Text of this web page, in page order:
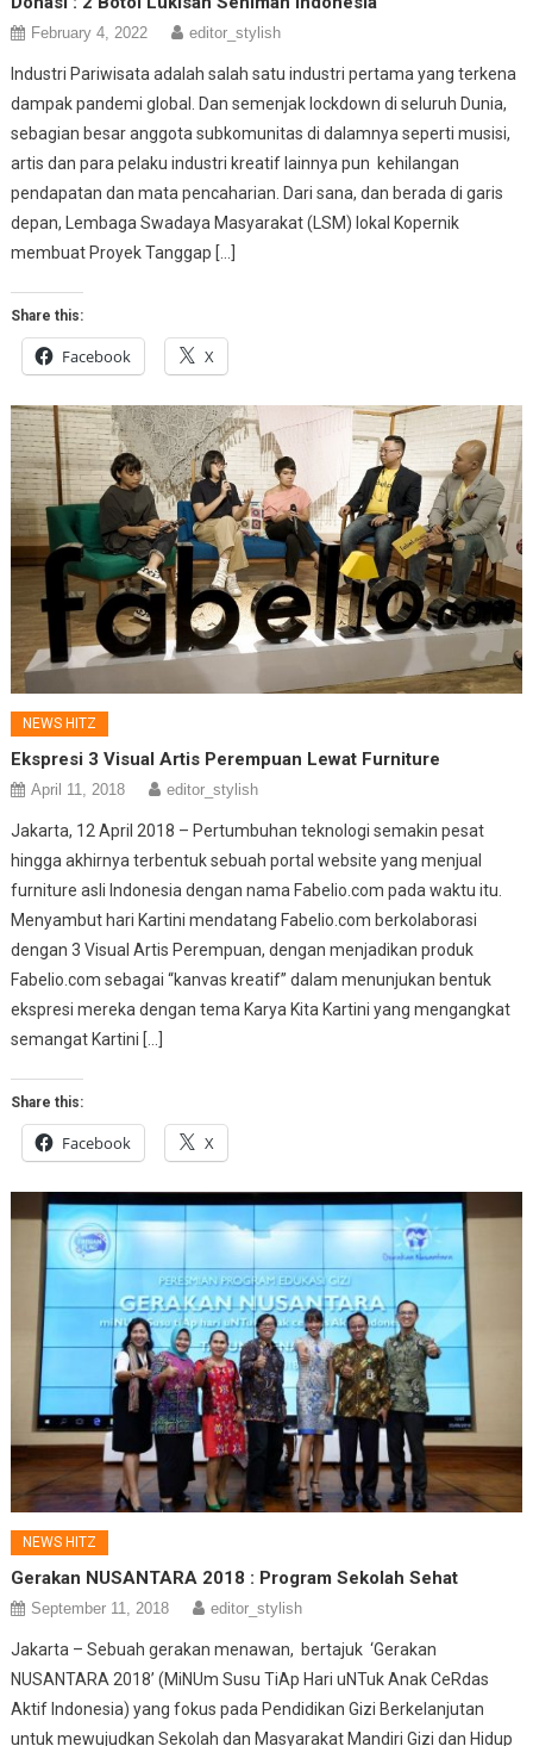
February 4, 2022 editor_stylish
Industri Pariwisata adalah salah satu industri pertama yang terkena
dampak pandemi global. Dan semenjak lockdown di seluruh Dunia,
sebagian besar anggota subkomunitas di dalamnya seperti musisi,
artis dan para pelaku industri kreatif lainnya pun kehilangan
pendapatan dan mata pencaharian. Dari sana, dan berada di garis
depan, Lembaga Swadaya Masyarakat (LSM) lokal Kopernik
membuat Proyek Tanggap […]
Share this:
Facebook X
NEWS HITZ
Ekspresi 3 Visual Artis Perempuan Lewat Furniture
April 11, 2018 editor_stylish
Jakarta, 12 April 2018 – Pertumbuhan teknologi semakin pesat
hingga akhirnya terbentuk sebuah portal website yang menjual
furniture asli Indonesia dengan nama Fabelio.com pada waktu itu.
Menyambut hari Kartini mendatang Fabelio.com berkolaborasi
dengan 3 Visual Artis Perempuan, dengan menjadikan produk
Fabelio.com sebagai “kanvas kreatif” dalam menunjukan bentuk
ekspresi mereka dengan tema Karya Kita Kartini yang mengangkat
semangat Kartini […]
Share this:
Facebook X
NEWS HITZ
Gerakan NUSANTARA 2018 : Program Sekolah Sehat
September 11, 2018 editor_stylish
Jakarta – Sebuah gerakan menawan, bertajuk ‘Gerakan
NUSANTARA 2018’ (MiNUm Susu TiAp Hari uNTuk Anak CeRdas
Aktif Indonesia) yang fokus pada Pendidikan Gizi Berkelanjutan
untuk mewujudkan Sekolah dan Masyarakat Mandiri Gizi dan Hidup